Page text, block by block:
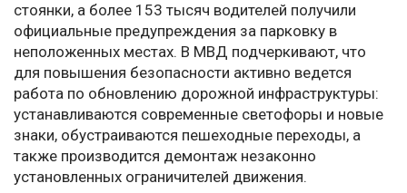
стоянки, а более 153 тысяч водителей получили
официальные предупреждения за парковку в
неположенных местах. В МВД подчеркивают, что
для повышения безопасности активно ведется
работа по обновлению дорожной инфраструктуры:
устанавливаются современные светофоры и новые
знаки, обустраиваются пешеходные переходы, а
также производится демонтаж незаконно
установленных ограничителей движения.